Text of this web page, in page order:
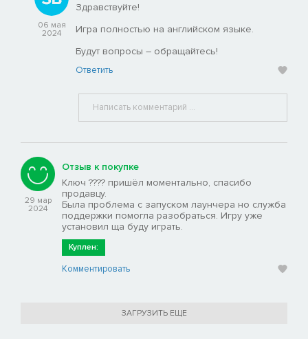
06 мая
2024
Здравствуйте!
Игра полностью на английском языке.
Будут вопросы – обращайтесь!
Ответить
29 мар
2024
Отзыв к покупке
Ключ ????️ пришёл моментально, спасибо
продавцу.
Была проблема с запуском лаунчера но служба
поддержки помогла разобраться. Игру уже
установил ща буду играть.
Куплен:
Комментировать
ЗАГРУЗИТЬ ЕЩЕ